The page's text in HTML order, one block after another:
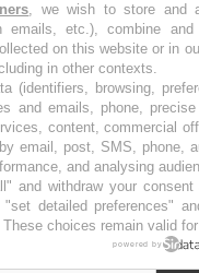
les semaines les
, we wish to store and
emails, etc.), combine
on this website or in
in other contexts.
(identifiers, browsing,
and emails, phone,
content, commercial
email, post, SMS, phone,
and analysing
and withdraw your
detailed preferences"
choices remain valid
powered by